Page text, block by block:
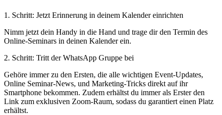
1. Schritt: Jetzt Erinnerung in deinem Kalender einrichten
Nimm jetzt dein Handy in die Hand und trage dir den Termin des
Online-Seminars in deinen Kalender ein.
2. Schritt: Tritt der WhatsApp Gruppe bei
Gehöre immer zu den Ersten, die alle wichtigen Event-Updates,
Online Seminar-News, und Marketing-Tricks direkt auf ihr
Smartphone bekommen. Zudem erhältst du immer als Erster den
Link zum exklusiven Zoom-Raum, sodass du garantiert einen Platz
erhältst.